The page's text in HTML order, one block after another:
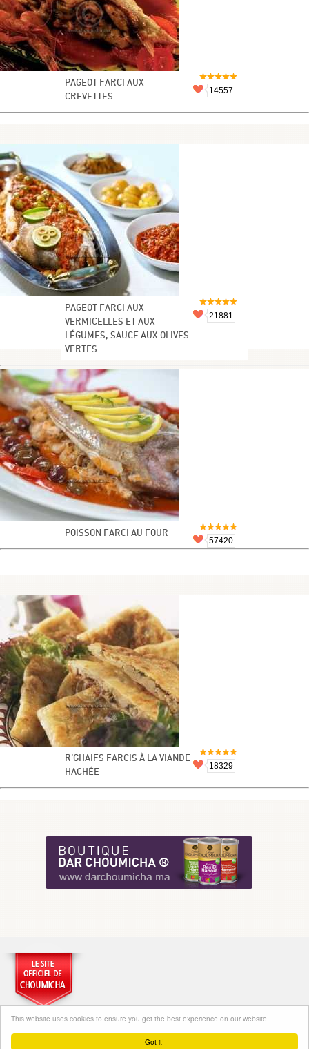
Got it!
This website uses cookies to ensure you get the best experience on our website.
PAGEOT FARCI AUX
CREVETTES
14557
PAGEOT FARCI AUX
VERMICELLES ET AUX
LÉGUMES, SAUCE AUX OLIVES
VERTES
21881
POISSON FARCI AU FOUR
57420
R’GHAIFS FARCIS À LA VIANDE
HACHÉE
18329